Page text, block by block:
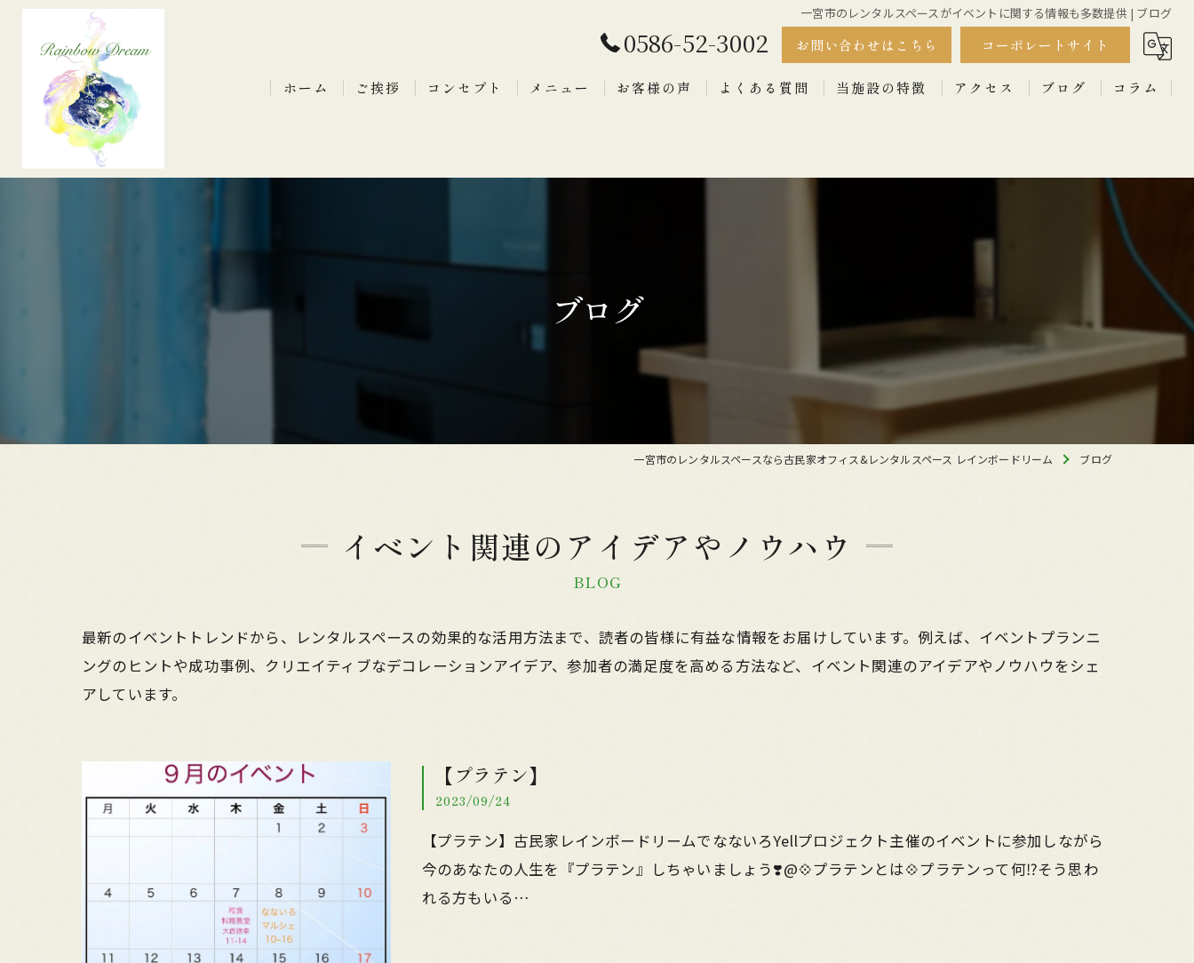
一宮市のレンタルスペースがイベントに関する情報も多数提供 | ブログ
0586-52-3002 お問い合わせはこちら コーポレートサイト
ホーム ご挨拶 コンセプト メニュー お客様の声 よくある質問 当施設の特徴 アクセス ブログ コラム
ブログ
一宮市のレンタルスペースなら古民家オフィス&レンタルスペース レインボードリーム ブログ
イベント関連のアイデアやノウハウ
BLOG
最新のイベントトレンドから、レンタルスペースの効果的な活用方法まで、読者の皆様に有益な情報をお届けしています。例えば、イベントプランニ
ングのヒントや成功事例、クリエイティブなデコレーションアイデア、参加者の満足度を高める方法など、イベント関連のアイデアやノウハウをシェ
アしています。
【プラテン】
2023/09/24
【プラテン】古民家レインボードリームでなないろYellプロジェクト主催のイベントに参加しながら
今のあなたの人生を『プラテン』しちゃいましょう❣️@💠プラテンとは💠プラテンって何⁉️そう思わ
れる方もいる…